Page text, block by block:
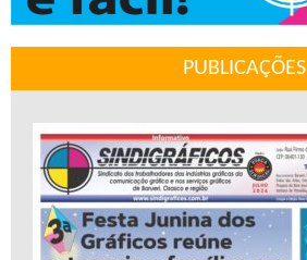
PUBLICAÇÕES